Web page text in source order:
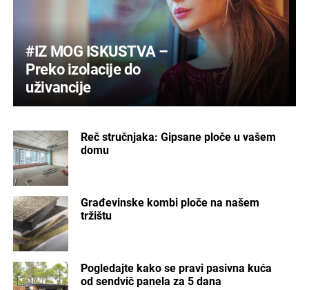
#IZ MOG ISKUSTVA –
Preko izolacije do
uživancije
Reč stručnjaka: Gipsane ploče u vašem
domu
Građevinske kombi ploče na našem
tržištu
Pogledajte kako se pravi pasivna kuća
od sendvič panela za 5 dana